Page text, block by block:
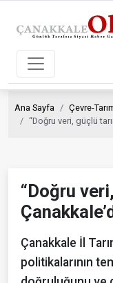
Ana Sayfa
Çevre-
“Doğru veri, güçlü
“Doğru
Çanakkale İl
politikalarının